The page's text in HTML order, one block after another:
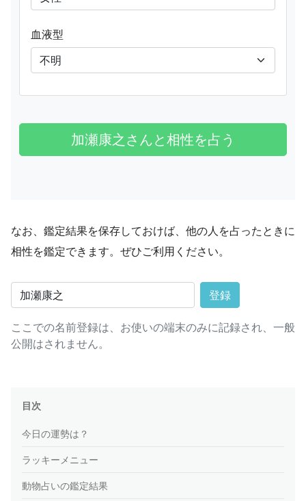
血液型
なお、鑑定結果を保存しておけば、他の人を占ったときに
相性を鑑定できます。ぜひご利用ください。
登録
ここでの名前登録は、お使いの端末のみに記録され、一般
公開はされません。
目次
今日の運勢は？
ラッキーメニュー
動物占いの鑑定結果